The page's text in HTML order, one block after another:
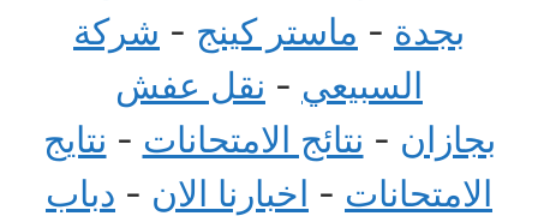
بجدة - ماستر كينج - شركة
السبيعي - نقل عفش
بجازان - نتائج الامتحانات - نتايج
الامتحانات - اخبارنا الان - دباب